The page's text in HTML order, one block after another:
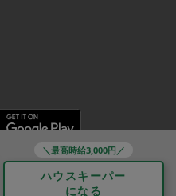
＼最高時給3,000円／
ハウスキーパー
になる